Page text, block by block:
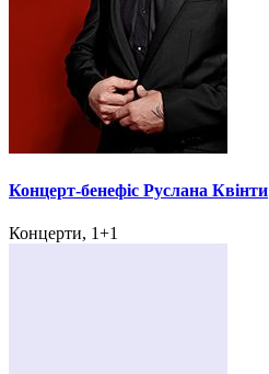
Концерт-бенефіс Руслана Квінти
Концерти, 1+1